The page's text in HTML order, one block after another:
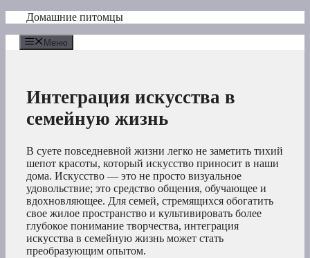
Перейти
содержимому
Домашние питомцы
Меню
Интеграция искусства в
семейную жизнь
В суете повседневной жизни легко не заметить тихий
шепот красоты, который искусство приносит в наши
дома. Искусство — это не просто визуальное
удовольствие; это средство общения, обучающее и
вдохновляющее. Для семей, стремящихся обогатить
свое жилое пространство и культивировать более
глубокое понимание творчества, интеграция
искусства в семейную жизнь может стать
преобразующим опытом.